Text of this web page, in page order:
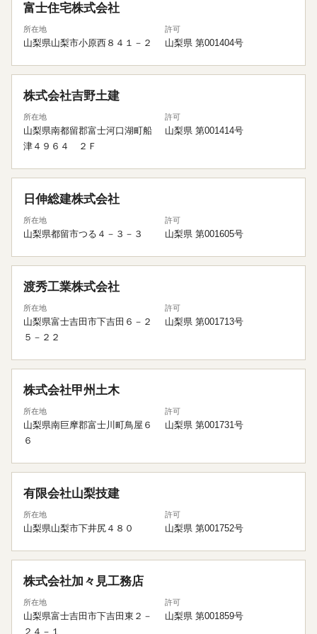
富士住宅株式会社
所在地
山梨県山梨市小原西８４１－２
許可
山梨県 第001404号
株式会社吉野土建
所在地
山梨県南都留郡富士河口湖町船
津４９６４ ２Ｆ
許可
山梨県 第001414号
日伸総建株式会社
所在地
山梨県都留市つる４－３－３
許可
山梨県 第001605号
渡秀工業株式会社
所在地
山梨県富士吉田市下吉田６－２
５－２２
許可
山梨県 第001713号
株式会社甲州土木
所在地
山梨県南巨摩郡富士川町鳥屋６
６
許可
山梨県 第001731号
有限会社山梨技建
所在地
山梨県山梨市下井尻４８０
許可
山梨県 第001752号
株式会社加々見工務店
所在地
山梨県富士吉田市下吉田東２－
２４－１
許可
山梨県 第001859号